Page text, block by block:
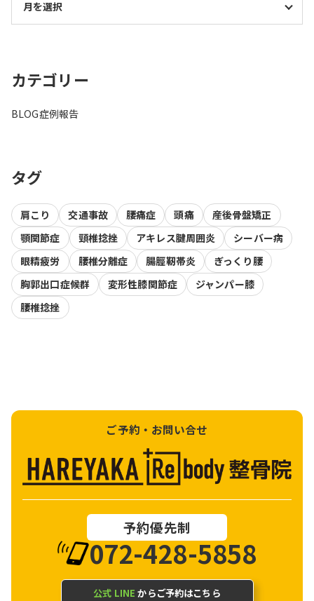
カテゴリー
BLOG症例報告
タグ
肩こり 交通事故 腰痛症 頭痛
産後骨盤矯正
顎関節症
頸椎捻挫 アキレス腱周囲炎
シーバー病
眼精疲労
腰椎分離症 腸脛靭帯炎
ぎっくり腰
胸郭出口症候群
変形性膝関節症
ジャンパー膝
腰椎捻挫
ご予約・お問い合せ
予約優先制
072-428-5858
公式 LINE からご予約はこちら